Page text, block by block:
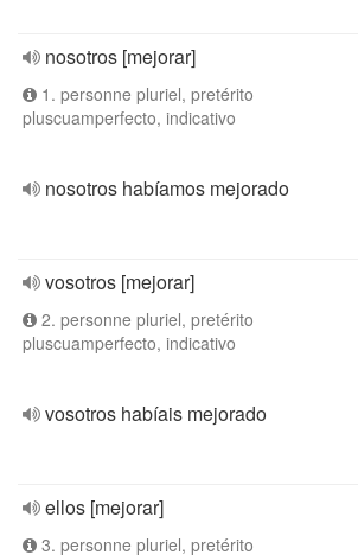
nosotros [mejorar]
1. personne pluriel, pretérito
pluscuamperfecto, indicativo
nosotros habíamos mejorado
vosotros [mejorar]
2. personne pluriel, pretérito
pluscuamperfecto, indicativo
vosotros habíais mejorado
ellos [mejorar]
3. personne pluriel, pretérito